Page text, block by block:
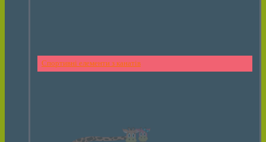
Спортивні елементи з канатів